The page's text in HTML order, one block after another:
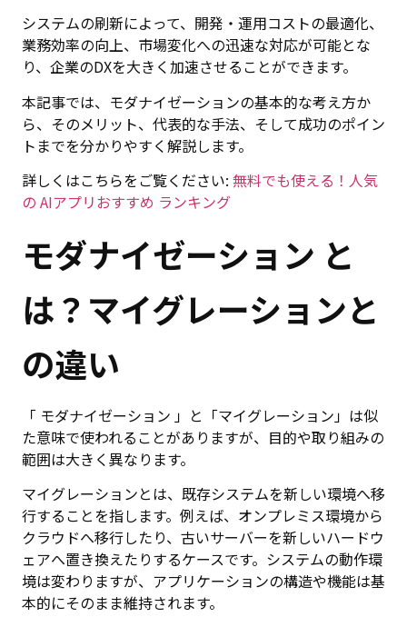
システムの刷新によって、開発・運用コストの最適化、
業務効率の向上、市場変化への迅速な対応が可能とな
り、企業のDXを大きく加速させることができます。
本記事では、モダナイゼーションの基本的な考え方か
ら、そのメリット、代表的な手法、そして成功のポイン
トまでを分かりやすく解説します。
詳しくはこちらをご覧ください: 無料でも使える！人気
の AIアプリおすすめ ランキング
モダナイゼーション と
は？マイグレーションと
の違い
「 モダナイゼーション 」と「マイグレーション」は似
た意味で使われることがありますが、目的や取り組みの
範囲は大きく異なります。
マイグレーションとは、既存システムを新しい環境へ移
行することを指します。例えば、オンプレミス環境から
クラウドへ移行したり、古いサーバーを新しいハードウ
ェアへ置き換えたりするケースです。システムの動作環
境は変わりますが、アプリケーションの構造や機能は基
本的にそのまま維持されます。